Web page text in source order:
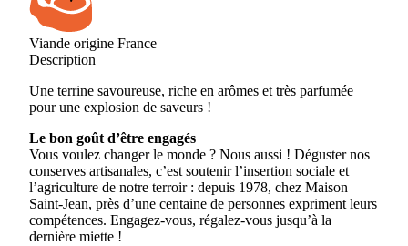
Viande origine France
Description
Une terrine savoureuse, riche en arômes et très parfumée
pour une explosion de saveurs !
Le bon goût d’être engagés
Vous voulez changer le monde ? Nous aussi ! Déguster nos
conserves artisanales, c’est soutenir l’insertion sociale et
l’agriculture de notre terroir : depuis 1978, chez Maison
Saint-Jean, près d’une centaine de personnes expriment leurs
compétences. Engagez-vous, régalez-vous jusqu’à la
dernière miette !